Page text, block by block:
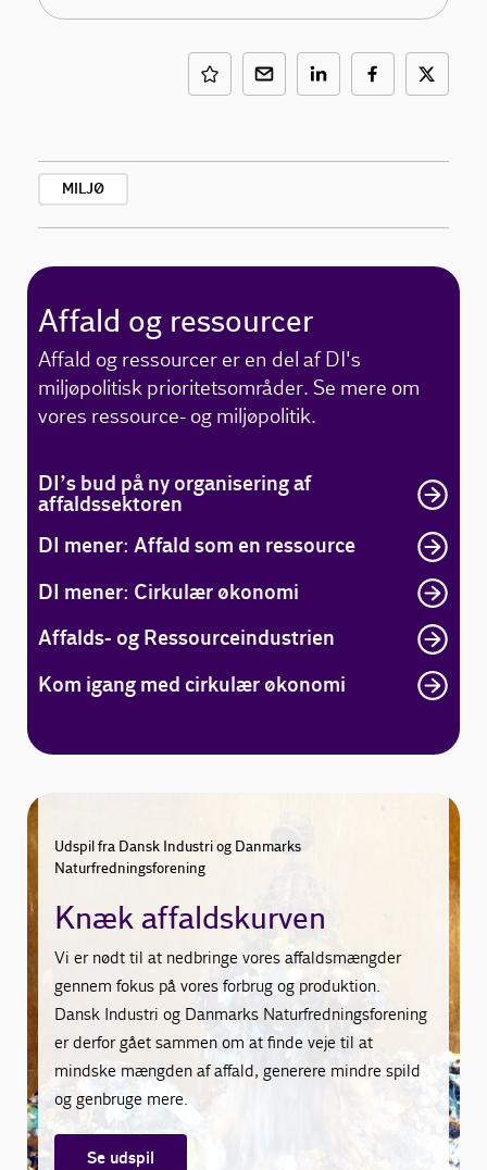
MILJØ
Affald og ressourcer
Affald og ressourcer er en del af DI's
miljøpolitisk prioritetsområder. Se mere om
vores ressource- og miljøpolitik.
DI’s bud på ny organisering af
affaldssektoren
DI mener: Affald som en ressource
DI mener: Cirkulær økonomi
Affalds- og Ressourceindustrien
Kom igang med cirkulær økonomi
Udspil fra Dansk Industri og Danmarks
Naturfredningsforening
Knæk affaldskurven
Vi er nødt til at nedbringe vores affaldsmængder
gennem fokus på vores forbrug og produktion.
Dansk Industri og Danmarks Naturfredningsforening
er derfor gået sammen om at finde veje til at
mindske mængden af affald, generere mindre spild
og genbruge mere.
Se udspil